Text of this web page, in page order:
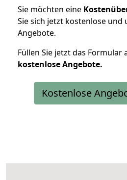
Sie möchten eine
Sie sich jetzt kostenlose und
Angebote.
Füllen Sie jetzt das Formular
kostenloseAngebote.
Kostenlose